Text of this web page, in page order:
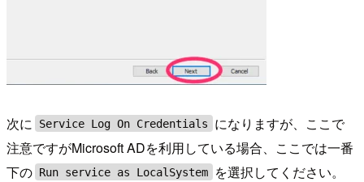
次に Service Log On Credentials
になりますが、ここで
注意ですがMicrosoft ADを利用している場合、ここでは一番
下の Run service as LocalSystem を選択してください。